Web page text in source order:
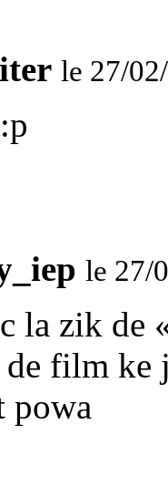
le 27/
le 27/
la zik de
film ke
powa